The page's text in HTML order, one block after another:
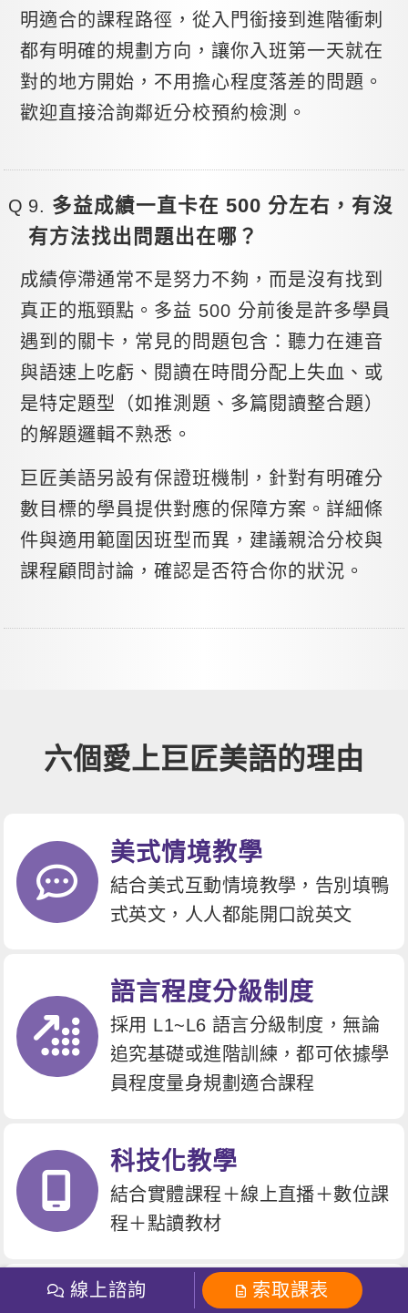
明適合的課程路徑，從入門銜接到進階衝刺
都有明確的規劃方向，讓你入班第一天就在
對的地方開始，不用擔心程度落差的問題。
歡迎直接洽詢鄰近分校預約檢測。
多益成績一直卡在 500 分左右，有沒
有方法找出問題出在哪？
成績停滯通常不是努力不夠，而是沒有找到
真正的瓶頸點。多益 500 分前後是許多學員
遇到的關卡，常見的問題包含：聽力在連音
與語速上吃虧、閱讀在時間分配上失血、或
是特定題型（如推測題、多篇閱讀整合題）
的解題邏輯不熟悉。
巨匠美語另設有保證班機制，針對有明確分
數目標的學員提供對應的保障方案。詳細條
件與適用範圍因班型而異，建議親洽分校與
課程顧問討論，確認是否符合你的狀況。
六個愛上巨匠美語的理由
美式情境教學
結合美式互動情境教學，告別填鴨
式英文，人人都能開口說英文
語言程度分級制度
採用 L1~L6 語言分級制度，無論
追究基礎或進階訓練，都可依據學
員程度量身規劃適合課程
科技化教學
結合實體課程＋線上直播＋數位課
程＋點讀教材
嚴選中外師資
線上諮詢 索取課表